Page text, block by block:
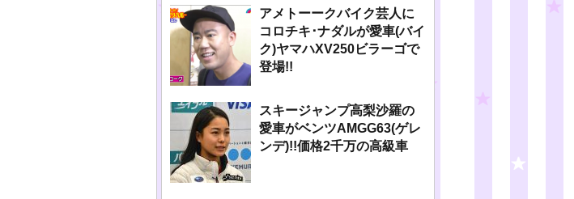
アメトーークバイク芸人に
コロチキ･ナダルが愛車(バイ
ク)ヤマハXV250ビラーゴで
登場!!
スキージャンプ高梨沙羅の
愛車がベンツAMGG63(ゲレ
ンデ)!!価格2千万の高級車